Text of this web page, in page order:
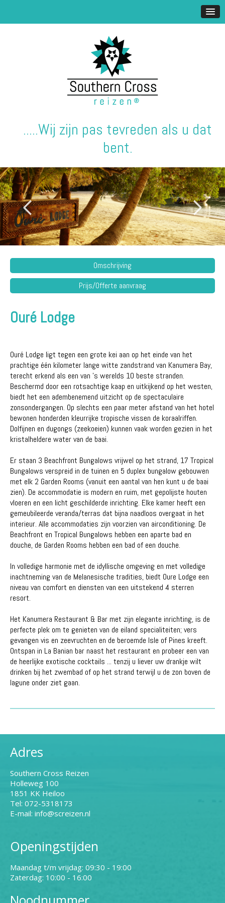
.....Wij zijn pas tevreden als u dat
bent.
Omschrijving
Prijs/Offerte aanvraag
Ouré Lodge
Ouré Lodge ligt tegen een grote kei aan op het einde van het
prachtige één kilometer lange witte zandstrand van Kanumera Bay,
terecht erkend als een van 's werelds 10 beste stranden.
Beschermd door een rotsachtige kaap en uitkijkend op het westen,
biedt het een adembenemend uitzicht op de spectaculaire
zonsondergangen. Op slechts een paar meter afstand van het hotel
bewonen honderden kleurrijke tropische vissen de koraalriffen.
Dolfijnen en dugongs (zeekoeien) kunnen vaak worden gezien in het
kristalheldere water van de baai.
Er staan 3 Beachfront Bungalows vrijwel op het strand, 17 Tropical
Bungalows verspreid in de tuinen en 5 duplex bungalow gebouwen
met elk 2 Garden Rooms (vanuit een aantal van hen kunt u de baai
zien). De accommodatie is modern en ruim, met gepolijste houten
vloeren en een licht geschilderde inrichting. Elke kamer heeft een
gemeubileerde veranda/terras dat bijna naadloos overgaat in het
interieur. Alle accommodaties zijn voorzien van airconditioning. De
Beachfront en Tropical Bungalows hebben een aparte bad en
douche, de Garden Rooms hebben een bad of een douche.
In volledige harmonie met de idyllische omgeving en met volledige
inachtneming van de Melanesische tradities, biedt Oure Lodge een
niveau van comfort en diensten van een uitstekend 4 sterren
resort.
Het Kanumera Restaurant & Bar met zijn elegante inrichting, is de
perfecte plek om te genieten van de eiland specialiteiten; vers
gevangen vis en zeevruchten en de beroemde Isle of Pines kreeft.
Ontspan in La Banian bar naast het restaurant en probeer een van
de heerlijke exotische cocktails ... tenzij u liever uw drankje wilt
drinken bij het zwembad of op het strand terwijl u de zon boven de
lagune onder ziet gaan.
Adres
Southern Cross Reizen
Holleweg 100
1851 KK Heiloo
Tel: 072-5318173
E-mail: info@screizen.nl
Openingstijden
Maandag t/m vrijdag: 09:30 - 19:00
Zaterdag: 10:00 - 16:00